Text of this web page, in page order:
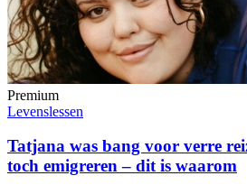
Premium
Levenslessen
Tatjana was bang voor verre
toch emigreren – dit is waarom